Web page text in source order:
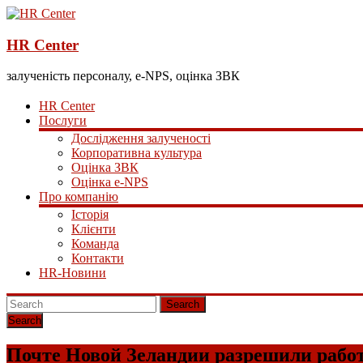
HR Center
залученість персоналу, e-NPS, оцінка ЗВК
HR Center
Послуги
Дослідження залученості
Корпоративна культура
Оцінка ЗВК
Оцінка e-NPS
Про компанію
Історія
Клієнти
Команда
Контакти
HR-Новини
Search
Почте Новой Зеландии разрешили